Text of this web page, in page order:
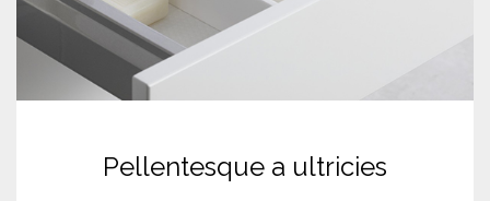
Pellentesque a ultricies